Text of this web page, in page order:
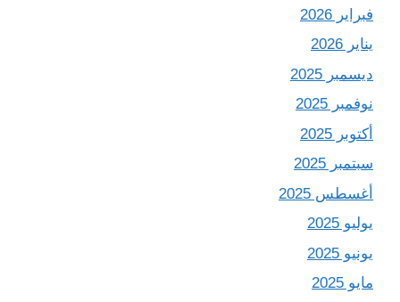
فبراير 2026
يناير 2026
ديسمبر 2025
نوفمبر 2025
أكتوبر 2025
سبتمبر 2025
أغسطس 2025
يوليو 2025
يونيو 2025
مايو 2025